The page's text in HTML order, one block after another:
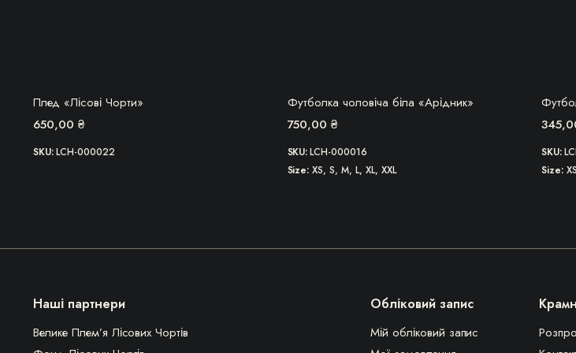
БЕРУ!
Плед «Лісові Чорти»
650,00 ₴
SKU:LCH-000022
БЕРУ!
Футболка чоловіча біла «Арідник»
750,00₴
SKU:LCH-000016
Size XS, S, M, L, XL, XXL
SKU:
Size
Наші партнери
Велике Плем’я Лісових Чортів
Обліковий запис
Мій обліковий запис